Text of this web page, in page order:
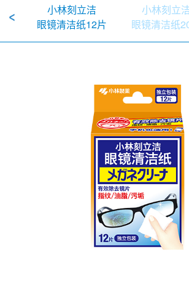
小林刻立洁
眼镜清洁纸12片
小林刻立
眼镜清洁纸
人才方针
厕所/马桶异味
清洁纸
房间芳香
洗净用品
鞋柜用
安睡
2022